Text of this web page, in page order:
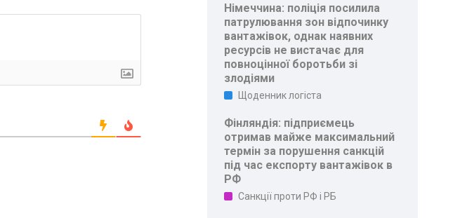
Німеччина: поліція посилила
патрулювання зон відпочинку
вантажівок, однак наявних
ресурсів не вистачає для
повноцінної боротьби зі
злодіями
Щоденник логіста
Фінляндія: підприємець
отримав майже максимальний
термін за порушення санкцій
під час експорту вантажівок в
РФ
Санкції проти РФ і РБ